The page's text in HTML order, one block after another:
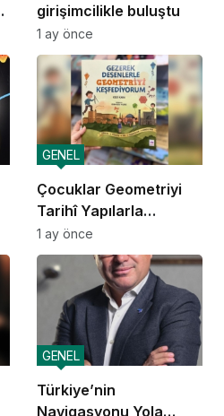
girişimcilikle buluştu
1 ay önce
Çocuklar Geometriyi
Tarihî Yapılarla
Öğreniyor
GENEL
1 ay önce
Türkiye’nin
Navigasyonu Yola
GENEL